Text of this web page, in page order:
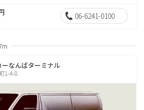
06-6241-0100
ーなんばターミナル
1-4-8